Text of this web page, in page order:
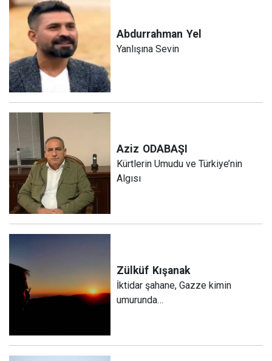
Abdurrahman Yel
Yanlışına Sevin
Aziz ODABAŞI
Kürtlerin Umudu ve Türkiye’nin
Algısı
Zülküf Kışanak
İktidar şahane, Gazze kimin
umurunda…